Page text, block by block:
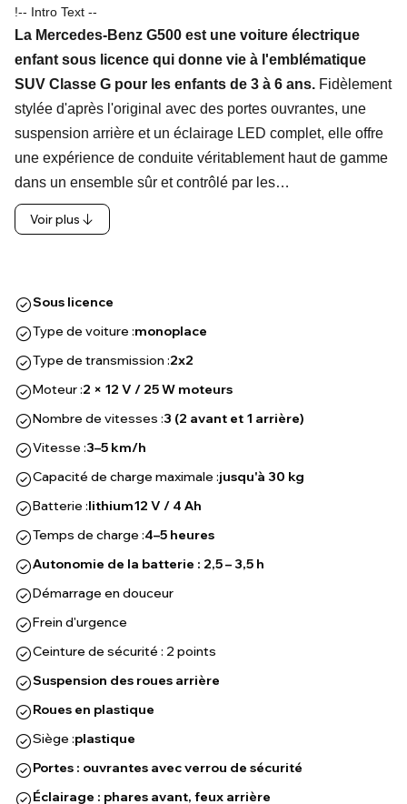
!-- Intro Text --
La Mercedes-Benz G500 est une voiture électrique
enfant sous licence qui donne vie à l'emblématique
SUV Classe G pour les enfants de 3 à 6 ans. Fidèlement
stylée d'après l'original avec des portes ouvrantes, une
suspension arrière et un éclairage LED complet, elle offre
une expérience de conduite véritablement haut de gamme
dans un ensemble sûr et contrôlé par les…
Voir plus
Sous licence
Type de voiture :monoplace
Type de transmission :2x2
Moteur :2 × 12 V / 25 W moteurs
Nombre de vitesses :3 (2 avant et 1 arrière)
Vitesse :3–5 km/h
Capacité de charge maximale :jusqu'à 30 kg
Batterie :lithium12 V / 4 Ah
Temps de charge :4–5 heures
Autonomie de la batterie : 2,5 – 3,5 h
Démarrage en douceur
Frein d'urgence
Ceinture de sécurité : 2 points
Suspension des roues arrière
Roues en plastique
Siège :plastique
Portes : ouvrantes avec verrou de sécurité
Éclairage : phares avant, feux arrière